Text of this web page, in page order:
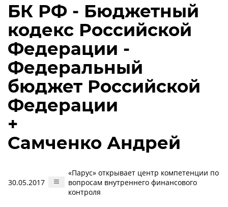
БК РФ - Бюджетный
кодекс Российской
Федерации -
Федеральный
бюджет Российской
Федерации
+
Самченко Андрей
30.05.2017
«Парус» открывает центр компетенции по
вопросам внутреннего финансового
контроля